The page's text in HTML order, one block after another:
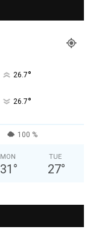
26.7°
26.7°
100 %
MON
31 °
TUE
27°